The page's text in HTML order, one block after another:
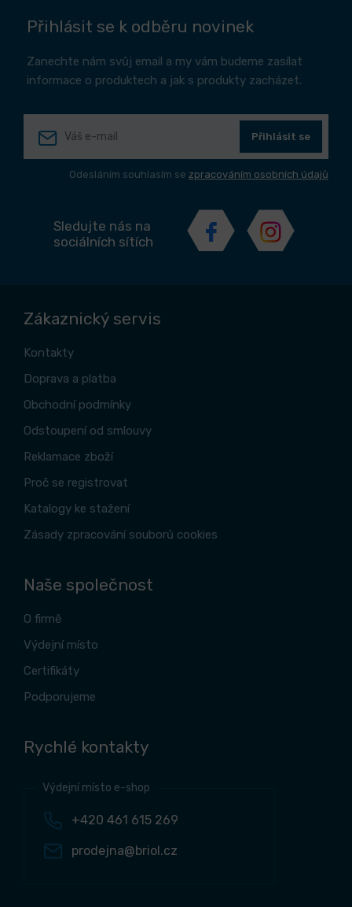
Přihlásit se k odběru novinek
Zanechte nám svůj email a my vám budeme zasílat
informace o produktech a jak s produkty zacházet.
Přihlásit se
Odesláním souhlasím se zpracováním osobních údajů
Sledujte nás na
sociálních sítích
Zákaznický servis
Kontakty
Doprava a platba
Obchodní podmínky
Odstoupení od smlouvy
Reklamace zboží
Proč se registrovat
Katalogy ke stažení
Zásady zpracování souborů cookies
Naše společnost
O firmě
Výdejní místo
Certifikáty
Podporujeme
Rychlé kontakty
Výdejní místo e-shop
+420 461 615 269
prodejna@briol.cz